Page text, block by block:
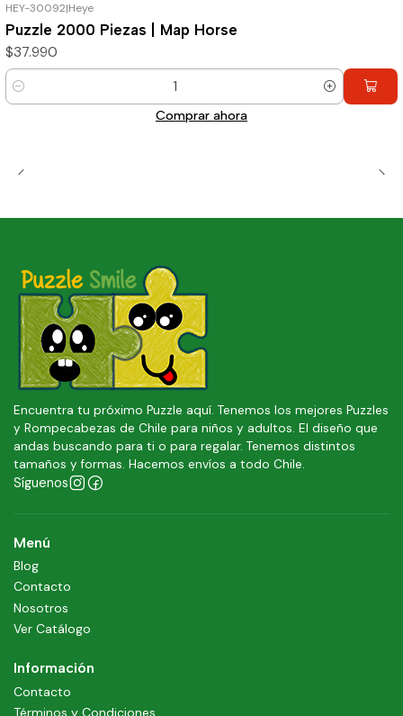
HEY-30092|Heye
Puzzle 2000 Piezas | Map Horse
$37.990
Cantidad
Comprar ahora
Encuentra tu próximo Puzzle aquí. Tenemos los mejores Puzzles
y Rompecabezas de Chile para niños y adultos. El diseño que
andas buscando para ti o para regalar. Tenemos distintos
tamaños y formas. Hacemos envíos a todo Chile.
Síguenos
Menú
Blog
Contacto
Nosotros
Ver Catálogo
Información
Contacto
Términos y Condiciones